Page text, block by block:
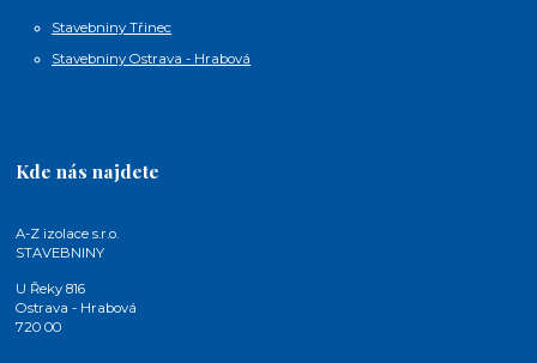
Stavebniny Třinec
Stavebniny Ostrava - Hrabová
Kde nás najdete
A-Z izolace s.r.o.
STAVEBNINY
U Řeky 816
Ostrava - Hrabová
720 00